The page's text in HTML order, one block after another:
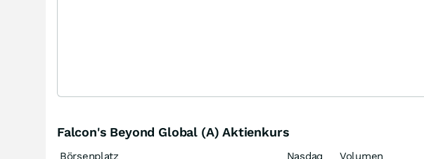
Falcon's Beyond Global (A) Aktienkurs
Börsenplatz
Nasdaq
Volumen